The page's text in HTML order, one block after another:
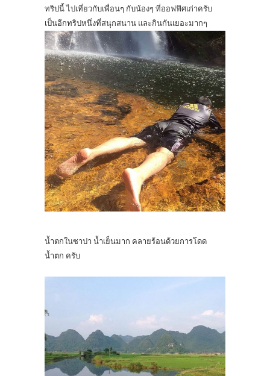
ทริปนี้ ไปเที่ยวกับเพื่อนๆ กับน้องๆ ที่ออฟฟิศเก่าครับ
เป็นอีกทริปหนึ่งที่สนุกสนาน และกินกันเยอะมากๆ
น้ำตกในซาปา น้ำเย็นมาก คลายร้อนด้วยการโดด
น้ำตก ครับ